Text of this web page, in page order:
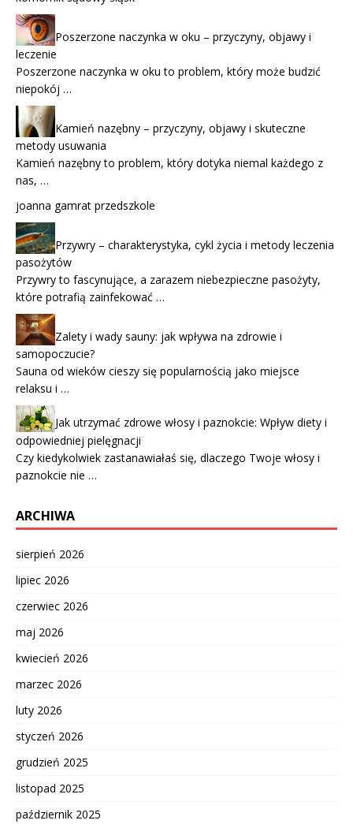
Poszerzone naczynka w oku – przyczyny, objawy i
leczenie
Poszerzone naczynka w oku to problem, który może budzić
niepokój …
Kamień nazębny – przyczyny, objawy i skuteczne
metody usuwania
Kamień nazębny to problem, który dotyka niemal każdego z
nas, …
joanna gamrat przedszkole
Przywry – charakterystyka, cykl życia i metody leczenia
pasożytów
Przywry to fascynujące, a zarazem niebezpieczne pasożyty,
które potrafią zainfekować …
Zalety i wady sauny: jak wpływa na zdrowie i
samopoczucie?
Sauna od wieków cieszy się popularnością jako miejsce
relaksu i …
Jak utrzymać zdrowe włosy i paznokcie: Wpływ diety i
odpowiedniej pielęgnacji
Czy kiedykolwiek zastanawiałaś się, dlaczego Twoje włosy i
paznokcie nie …
ARCHIWA
sierpień 2026
lipiec 2026
czerwiec 2026
maj 2026
kwiecień 2026
marzec 2026
luty 2026
styczeń 2026
grudzień 2025
listopad 2025
październik 2025